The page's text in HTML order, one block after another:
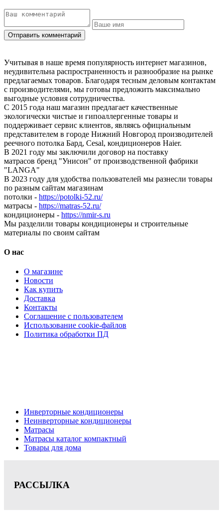
Учитывая в наше время популярность интернет магазинов,
неудивительна распространенность и разнообразие на рынке
предлагаемых товаров. Благодаря тесным деловым контактам
с производителями, мы готовы предложить максимально
выгодные условия сотрудничества.
С 2015 года наш магазин предлагает качественные
экологически чистые и гипоаллергенные товары и
поддерживает сервис клиентов, являясь официальным
представителем в городе Нижний Новгород производителей
реечного потолка Бард, Cesal, кондиционеров Haier.
В 2021 году мы заключили договор на поставку
матрасов бренд "Унисон" от производственной фабрики
"LANGA"
В 2023 году для удобства пользователей мы разнесли товары
по разным сайтам магазинам
потолки - https://potolki-52.ru/
матрасы - https://matras-52.ru/
кондиционеры - https://nmir-s.ru
Мы разделили товары кондиционеры и строительные
материалы по своим сайтам
О нас
О магазине
Новости
Как купить
Доставка
Контакты
Соглашение с пользователем
Использование cookie-файлов
Политика обработки ПД
Инверторные кондиционеры
Неинверторные кондиционеры
Матрасы
Матрасы каталог компактный
Товары для дома
РАССЫЛКА